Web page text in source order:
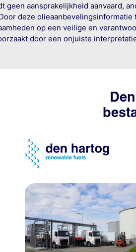
geen aansprakelijkheid aanvaard,
deze
op een veilige en
door een onjuiste